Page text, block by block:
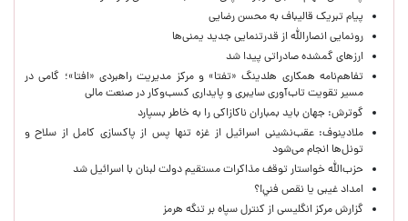
پیام تبریک قالیباف به محسن رضایی
رونمایی انصارالله از قدرتنمایی جدید یمنی‌ها
ارزهای گمشده صادراتی پیدا شد
تفاهم‌نامه همکاری هلدینگ «تفتا» و مرکز مدیریت راهبردی «افتا»؛ گامی در
مسیر تقویت تاب‌آوری سایبری و پایداری کسب‌وکار در صنعت مالی
گوترش: جهان باید بمباران ناکازاکی را به‌ خاطر بسپارد
ملادینوف: عقب‌نشینی اسرائیل از غزه تنها پس از پاکسازی کامل از سلاح و
تونل‌ها انجام می‌شود
حزب‌الله خواستار توقف مذاکرات مستقیم دولت لبنان با اسرائیل شد
امداد غیبی يا نقص فني!؟
گزارش مرکز انگلیسی از کنترل سپاه بر تنگه هرمز